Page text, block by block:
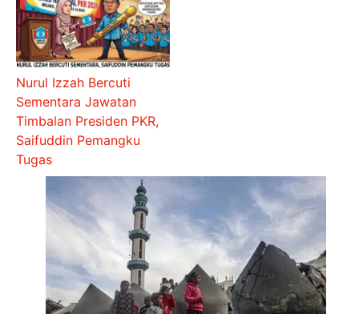
Nurul Izzah Bercuti
Sementara Jawatan
Timbalan Presiden PKR,
Saifuddin Pemangku
Tugas